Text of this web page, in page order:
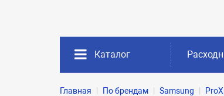
Каталог
Главная По брендам Samsung